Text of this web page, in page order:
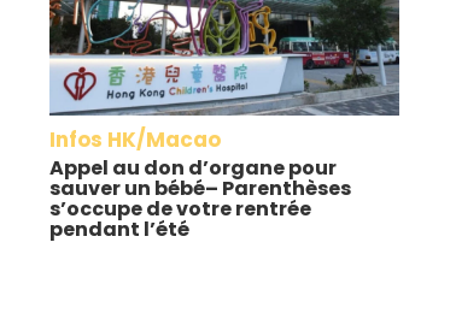
Infos HK/Macao
Appel au don d’organe pour
sauver un bébé– Parenthèses
s’occupe de votre rentrée
pendant l’été